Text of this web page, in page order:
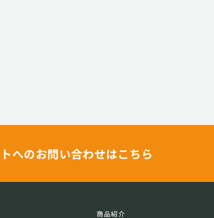
へのお問い合わせはこちら
商品紹介